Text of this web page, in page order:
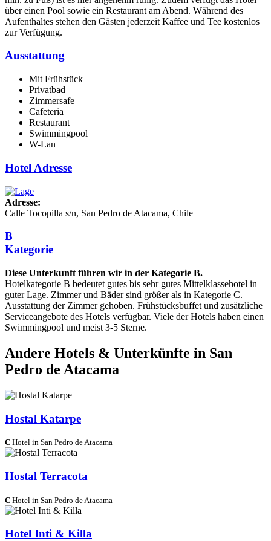
über einen Pool sowie ein Restaurant am Abend. Während des
Aufenthaltes stehen den Gästen jederzeit Kaffee und Tee kostenlos
zur Verfügung.
Ausstattung
Mit Frühstück
Privatbad
Zimmersafe
Cafeteria
Restaurant
Swimmingpool
W-Lan
Hotel Adresse
Adresse:
Calle Tocopilla s/n, San Pedro de Atacama, Chile
B
Kategorie
Diese Unterkunft führen wir in der Kategorie B.
Hotelkategorie B bedeutet gutes bis sehr gutes Mittelklassehotel in
guter Lage. Zimmer und Bäder sind größer als in Kategorie C.
Ausstattung der Zimmer gehoben. Frühstücksbuffet und zusätzliche
Serviceangebote des Hotels verfügbar. Viele der Hotels haben einen
Swimmingpool und meist 3-5 Sterne.
Andere Hotels & Unterkünfte in San
Pedro de Atacama
Hostal Katarpe
C Hotel in San Pedro de Atacama
Hostal Terracota
C Hotel in San Pedro de Atacama
Hotel Inti & Killa